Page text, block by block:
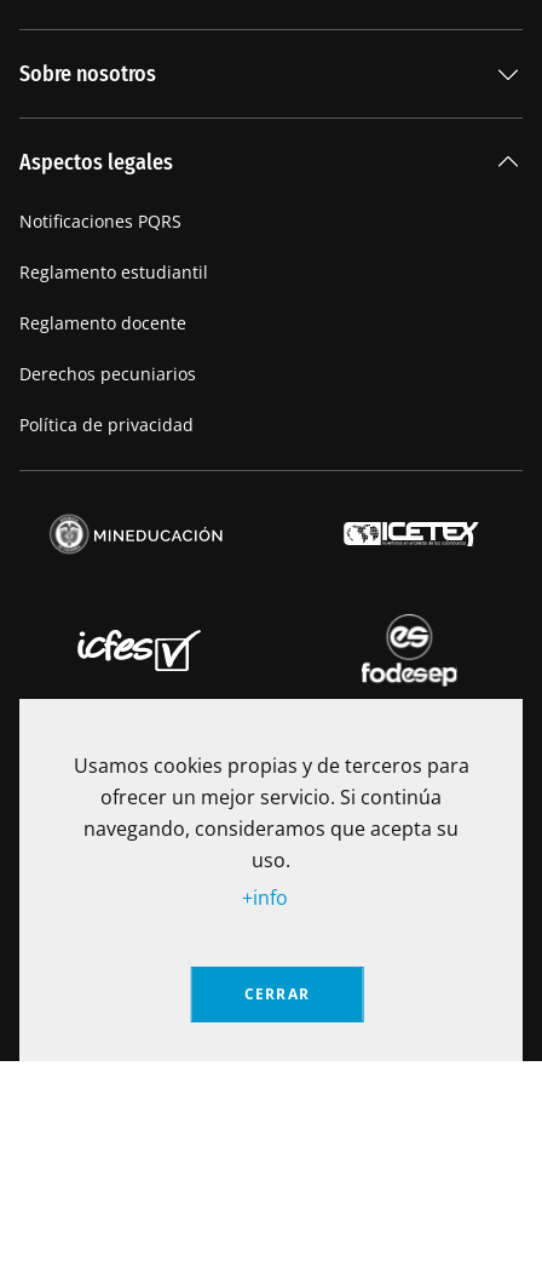
Sobre nosotros
Manifiesto
Aspectos legales
Notificaciones PQRS
Reglamento estudiantil
Reglamento docente
Derechos pecuniarios
Política de privacidad
una Institución de Educación Superior sometida a la
inspección y vigilancia del Ministerio de Educación Nacional
Usamos cookies propias y de terceros para
ofrecer un mejor servicio. Si continúa
navegando, consideramos que acepta su
uso.
CERRAR
+info